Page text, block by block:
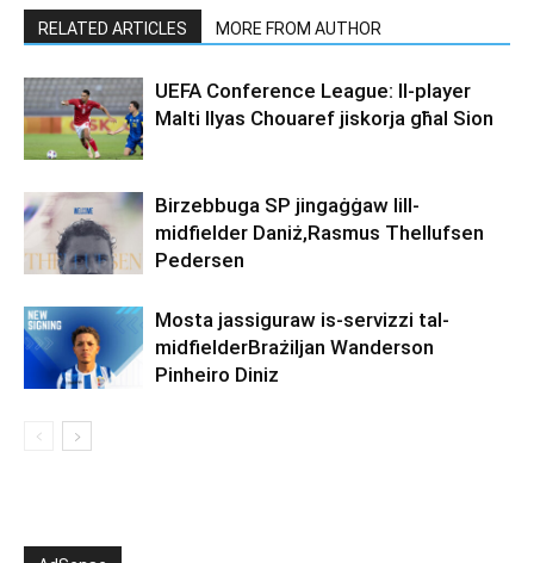
RELATED ARTICLES MORE FROM AUTHOR
UEFA Conference League: Il-player
Malti Ilyas Chouaref jiskorja għal Sion
Birzebbuga SP jingaġġaw lill-
midfielder Daniż,Rasmus Thellufsen
Pedersen
Mosta jassiguraw is-servizzi tal-
midfielderBrażiljan Wanderson
Pinheiro Diniz